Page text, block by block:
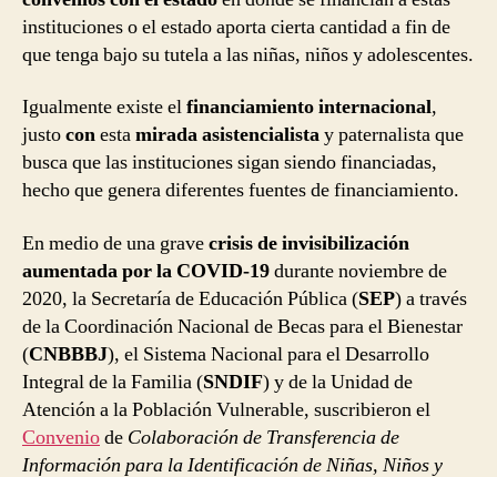
instituciones o el estado aporta cierta cantidad a fin de
que tenga bajo su tutela a las niñas, niños y adolescentes.
Igualmente existe elfinanciamiento internacional,
justoconestamirada asistencialistay paternalista que
busca que las instituciones sigan siendo financiadas,
hecho que genera diferentes fuentes de financiamiento.
En medio de una gravecrisis de invisibilización
aumentada por la COVID-19durante noviembre de
2020, la Secretaría de Educación Pública (SEP) a través
de la Coordinación Nacional de Becas para el Bienestar
(CNBBBJ), el Sistema Nacional para el Desarrollo
Integral de la Familia (SNDIF) y de la Unidad de
Atención a la Población Vulnerable, suscribieron el
Conveniode Colaboración de Transferencia de
Información para la Identificación de Niñas, Niños y